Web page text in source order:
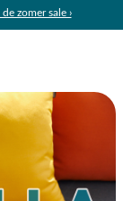
zomer sale ›